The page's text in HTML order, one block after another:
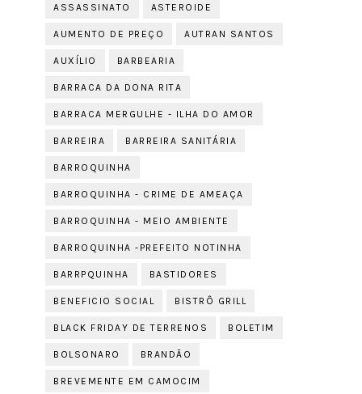
ASSASSINATO ASTEROIDE
AUMENTO DE PREÇO AUTRAN SANTOS
AUXÍLIO BARBEARIA
BARRACA DA DONA RITA
BARRACA MERGULHE - ILHA DO AMOR
BARREIRA BARREIRA SANITÁRIA
BARROQUINHA
BARROQUINHA - CRIME DE AMEAÇA
BARROQUINHA - MEIO AMBIENTE
BARROQUINHA -PREFEITO NOTINHA
BARRPQUINHA BASTIDORES
BENEFICIO SOCIAL BISTRÔ GRILL
BLACK FRIDAY DE TERRENOS BOLETIM
BOLSONARO BRANDÃO
BREVEMENTE EM CAMOCIM